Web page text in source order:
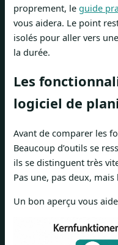
proprement, le guide
vous aidera. Le point
isolés pour aller vers
la durée.
Les
logiciel de
Avant de comparer les
Beaucoup d’outils se
ils se distinguent très
Pas une, pas deux, mais
Un bon aperçu vous